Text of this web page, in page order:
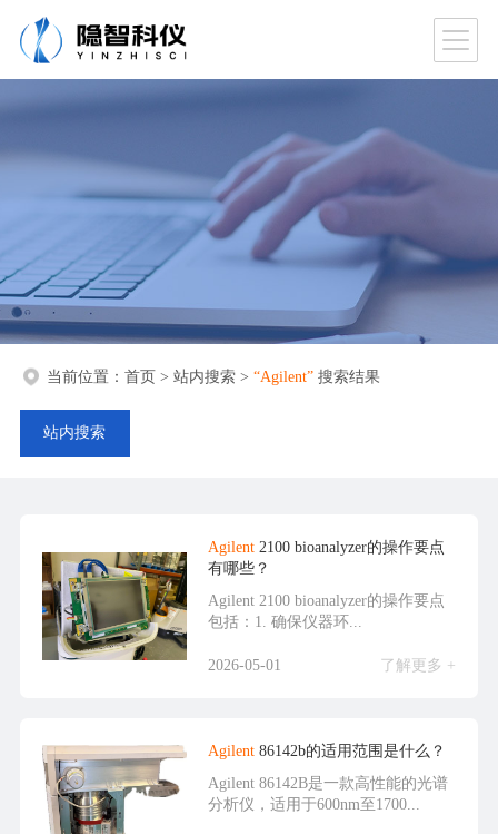
当前位置： 首页 > 站内搜索> “Agilent” 搜索结果
站内搜索
Agilent2100 bioanalyzer的操作要点
有哪些？
Agilent 2100 bioanalyzer的操作要点
包括：1. 确保仪器环...
2026-05-01 了解更多 +
Agilent86142b的适用范围是什么？
Agilent 86142B是一款高性能的光谱
分析仪，适用于600nm至1700...